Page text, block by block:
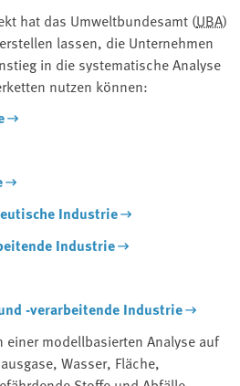
hat das Umweltbundesamt (UBA)
lassen, die Unternehmen
in die systematische Analyse
nutzen können:
Industrie
Industrie
-verarbeitende Industrie
einer modellbasierten Analyse auf
Wasser, Fläche,